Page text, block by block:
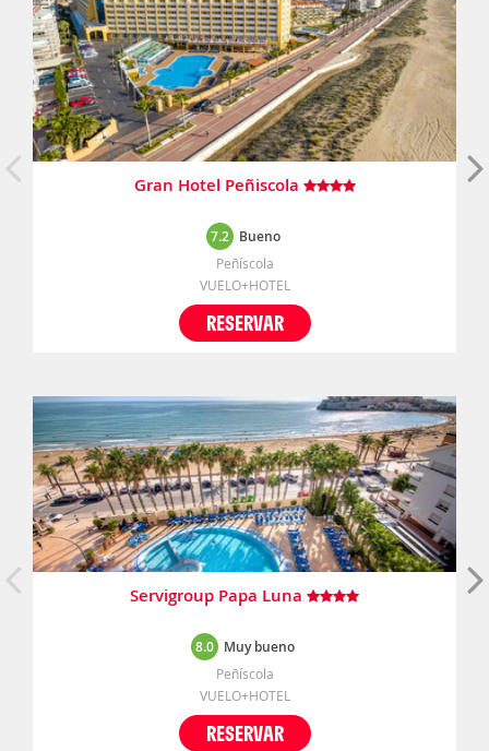
Gran Hotel Peñiscola
7.2 Bueno
Peñíscola
VUELO+HOTEL
RESERVAR
Servigroup Papa Luna
8.0 Muy bueno
Peñíscola
VUELO+HOTEL
RESERVAR